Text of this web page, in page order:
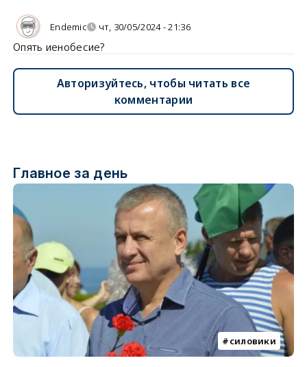
Endemic чт, 30/05/2024 - 21:36
Опять иенобесие?
Авторизуйтесь, чтобы читать все
комментарии
Главное за день
силовики